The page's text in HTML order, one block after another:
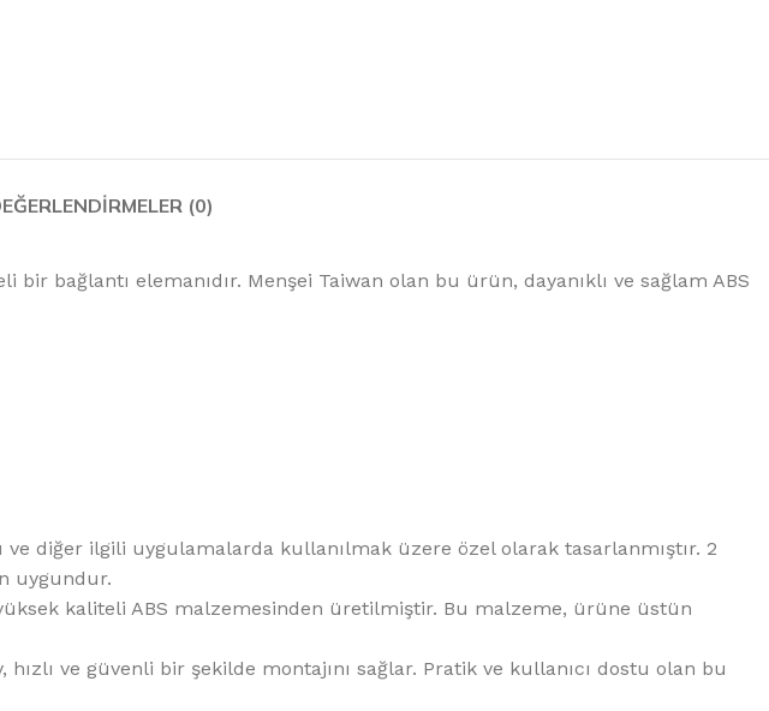
(0)
bağlantı elemanıdır. Menşei Taiwan olan bu ürün, dayanıklı ve sağlam ABS
diğer ilgili uygulamalarda kullanılmak üzere özel olarak tasarlanmıştır. 2
uygundur.
kaliteli ABS malzemesinden üretilmiştir. Bu malzeme, ürüne üstün
ve güvenli bir şekilde montajını sağlar. Pratik ve kullanıcı dostu olan bu